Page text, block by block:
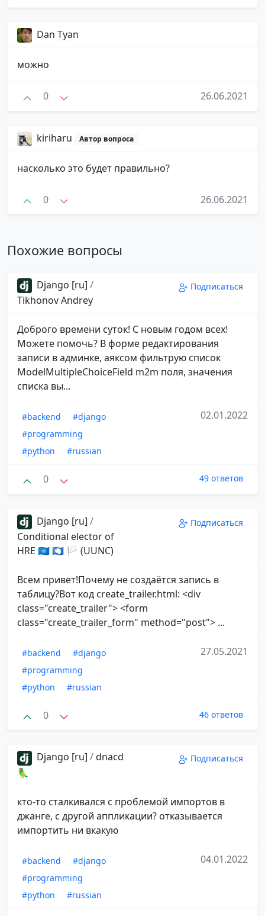
Dan Tyan
можно
0 26.06.2021
kiriharu Автор вопроса
насколько это будет правильно?
0 26.06.2021
Похожие вопросы
Django [ru] /
Tikhonov Andrey
Подписаться
Доброго времени суток! С новым годом всех!
Можете помочь? В форме редактирования
записи в админке, аяксом фильтрую список
ModelMultipleChoiceField m2m поля, значения
списка вы...
#backend
#django
#programming
#python
#russian
02.01.2022
0 49 ответов
Django [ru] /
Conditional elector of
HRE 🇺🇳 🇦🇶 🏳 (UUNC)
Подписаться
Всем привет!Почему не создаётся запись в
таблицу?Вот код create_trailer.html: <div
class="create_trailer"> <form
class="create_trailer_form" method="post"> ...
#backend
#django
#programming
#python
#russian
27.05.2021
0 46 ответов
Django [ru] /dnacd
🦜
Подписаться
кто-то сталкивался с проблемой импортов в
джанге, с другой аппликации? отказывается
импортить ни вкакую
#backend
#django
#programming
#python
#russian
04.01.2022